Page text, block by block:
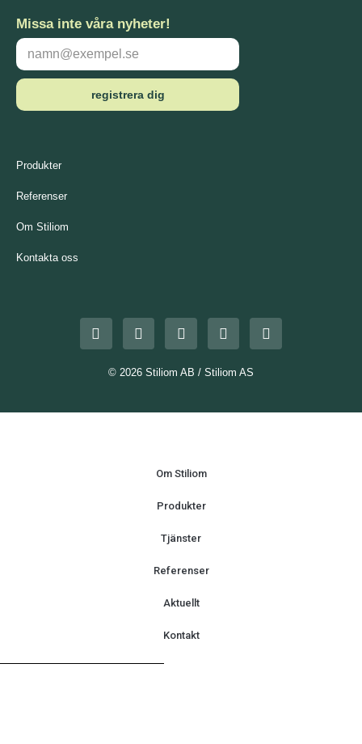
Missa inte våra nyheter!
registrera dig
Produkter
Referenser
Om Stiliom
Kontakta oss
© 2026 Stiliom AB / Stiliom AS
Om Stiliom
Produkter
Tjänster
Referenser
Aktuellt
Kontakt